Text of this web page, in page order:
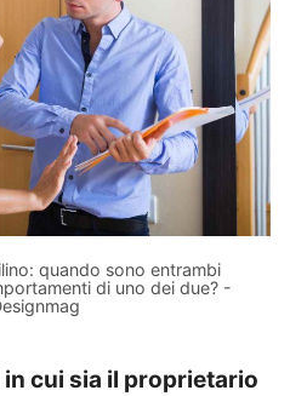
quando sono entrambi
di uno dei due? -
cui sia il proprietario